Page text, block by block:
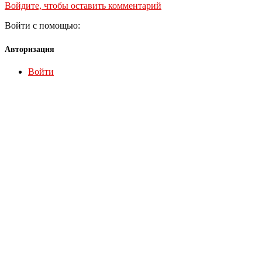
Войдите, чтобы оставить комментарий
Войти с помощью:
Авторизация
Войти